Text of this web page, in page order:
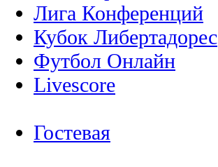
Лига Конференций
Кубок Либертадорес
Футбол Онлайн
Livescore
Гостевая